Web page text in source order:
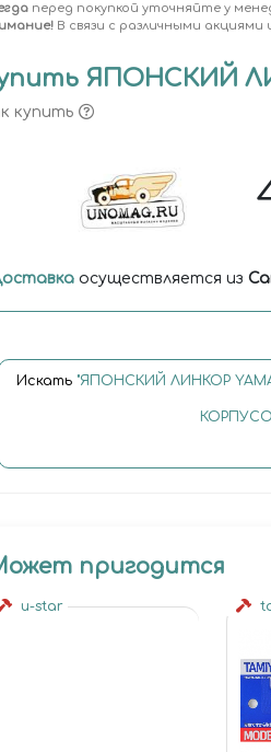
перед покупкой уточняйте у
В связи с различными
ЯПОНСКИЙ
купить
осуществляется из
Искать "ЯПОНСКИЙ ЛИНКОР
пригодится
u-star